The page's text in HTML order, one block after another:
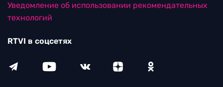
Уведомление об использовании рекомендательных
технологий
RTVI в соцсетях